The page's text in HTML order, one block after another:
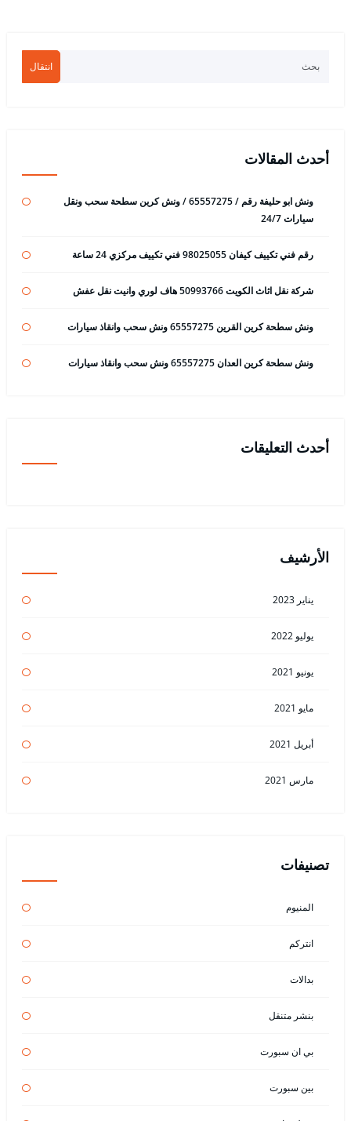
انتقال
أحدث المقالات
ونش ابو حليفة رقم / 65557275 / ونش كرين سطحة سحب ونقل
سيارات 24/7
رقم فني تكييف كيفان 98025055 فني تكييف مركزي 24 ساعة
شركة نقل اثاث الكويت 50993766 هاف لوري وانيت نقل عفش
ونش سطحة كرين القرين 65557275 ونش سحب وانقاذ سيارات
ونش سطحة كرين العدان 65557275 ونش سحب وانقاذ سيارات
أحدث التعليقات
الأرشيف
يناير 2023
يوليو 2022
يونيو 2021
مايو 2021
أبريل 2021
مارس 2021
تصنيفات
المنيوم
انتركم
بدالات
بنشر متنقل
بي ان سبورت
بين سبورت